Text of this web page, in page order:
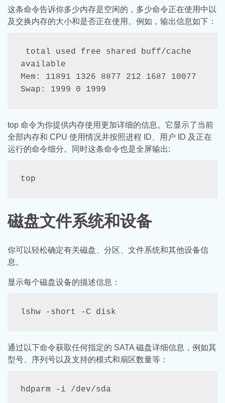
这条命令告诉你多少内存是空闲的，多少命令正在使用中以
及交换内存的大小和是否正在使用。例如，输出信息如下：
available
Mem: 11891 1326 8877 212 1687 10077
Swap: 1999 0 1999
top 命令为你提供内存使用更加详细的信息。它显示了当前
全部内存和 CPU 使用情况并按照进程 ID、用户 ID 及正在
运行的命令细分。同时这条命令也是全屏输出:
top
磁盘文件系统和设备
你可以轻松确定有关磁盘、分区、文件系统和其他设备信
息。
显示每个磁盘设备的描述信息：
lshw -short -C disk
通过以下命令获取任何指定的 SATA 磁盘详细信息，例如其
型号、序列号以及支持的模式和扇区数量等：
hdparm -i /dev/sda